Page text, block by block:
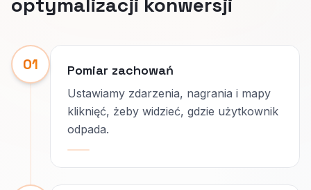
01 Pomiar zachowań
Ustawiamy zdarzenia, nagrania i mapy
kliknięć, żeby widzieć, gdzie użytkownik
odpada.